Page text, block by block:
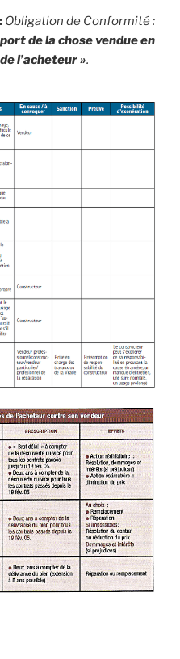
Obligation de Conformité :
de la chose vendue en
l’acheteur ».